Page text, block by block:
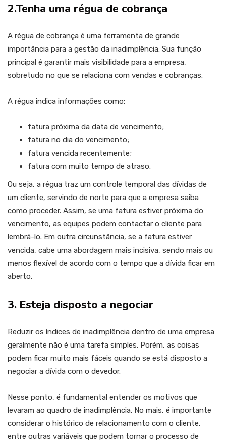
2.Tenha uma régua de cobrança
A régua de cobrança é uma ferramenta de grande
importância para a gestão da inadimplência. Sua função
principal é garantir mais visibilidade para a empresa,
sobretudo no que se relaciona com vendas e cobranças.
A régua indica informações como:
fatura próxima da data de vencimento;
fatura no dia do vencimento;
fatura vencida recentemente;
fatura com muito tempo de atraso.
Ou seja, a régua traz um controle temporal das dívidas de
um cliente, servindo de norte para que a empresa saiba
como proceder. Assim, se uma fatura estiver próxima do
vencimento, as equipes podem contactar o cliente para
lembrá-lo. Em outra circunstância, se a fatura estiver
vencida, cabe uma abordagem mais incisiva, sendo mais ou
menos flexível de acordo com o tempo que a dívida ficar em
aberto.
3. Esteja disposto a negociar
Reduzir os índices de inadimplência dentro de uma empresa
geralmente não é uma tarefa simples. Porém, as coisas
podem ficar muito mais fáceis quando se está disposto a
negociar a dívida com o devedor.
Nesse ponto, é fundamental entender os motivos que
levaram ao quadro de inadimplência. No mais, é importante
considerar o histórico de relacionamento com o cliente,
entre outras variáveis que podem tornar o processo de